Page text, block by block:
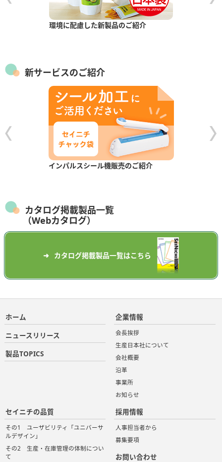
環境に配慮した新製品のご紹介
新サービスのご紹介
インパルスシール機販売のご紹介
カタログ掲載製品一覧
（Webカタログ）
カタログ掲載製品一覧はこちら
ホーム
ニュースリリース
製品TOPICS
企業情報
会長挨拶
生産日本社について
会社概要
沿革
事業所
お知らせ
セイニチの品質
その1 ユーザビリティ「ユニバーサ
ルデザイン」
その2 生産・在庫管理の体制につい
て
採用情報
人事担当者から
募集要項
お問い合わせ